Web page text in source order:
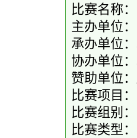
比赛名称
主办单位
承办单位
协办单位
赞助单位
比赛项目
比赛组别：
比赛类型